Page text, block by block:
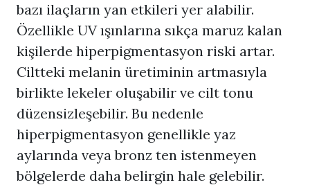
bazı ilaçların yan etkileri yer alabilir.
Özellikle UV ışınlarına sıkça maruz kalan
kişilerde hiperpigmentasyon riski artar.
Ciltteki melanin üretiminin artmasıyla
birlikte lekeler oluşabilir ve cilt tonu
düzensizleşebilir. Bu nedenle
hiperpigmentasyon genellikle yaz
aylarında veya bronz ten istenmeyen
bölgelerde daha belirgin hale gelebilir.